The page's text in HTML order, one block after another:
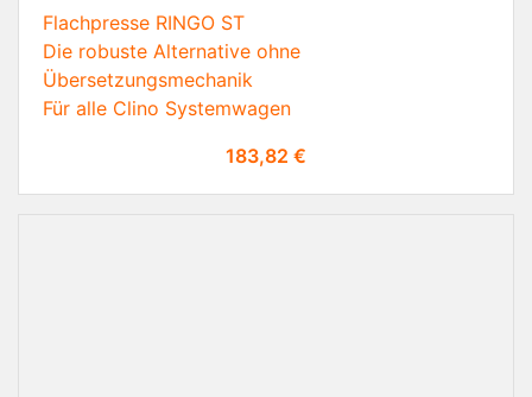
Flachpresse RINGO ST
Die robuste Alternative ohne
Übersetzungsmechanik
Für alle Clino Systemwagen
Preis
183,82 €